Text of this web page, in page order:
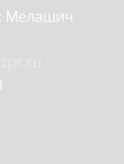
Мелашич